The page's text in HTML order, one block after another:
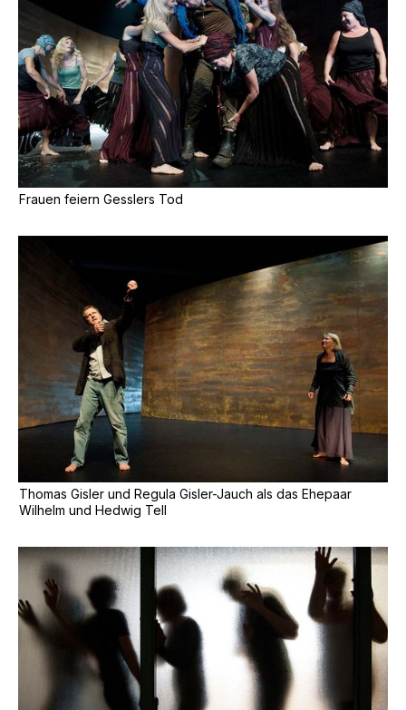
Frauen feiern Gesslers Tod
Thomas Gisler und Regula Gisler-Jauch als das Ehepaar
Wilhelm und Hedwig Tell